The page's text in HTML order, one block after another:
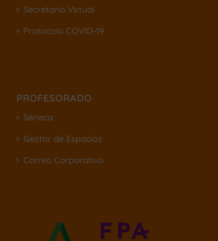
Secretaria Virtual
Protocolo COVID-19
PROFESORADO
Séneca
Gestor de Espacios
Correo Corporativo